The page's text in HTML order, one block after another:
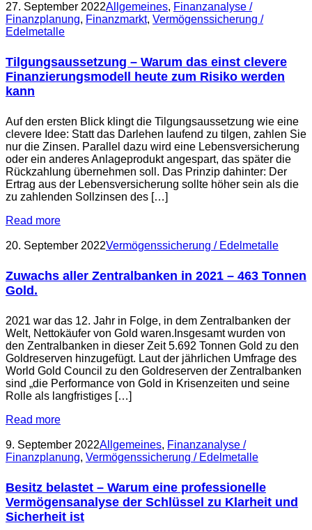
27. September 2022Allgemeines, Finanzanalyse /
Finanzplanung, Finanzmarkt, Vermögenssicherung /
Edelmetalle
Tilgungsaussetzung – Warum das einst clevere
Finanzierungsmodell heute zum Risiko werden
kann
Auf den ersten Blick klingt die Tilgungsaussetzung wie eine
clevere Idee: Statt das Darlehen laufend zu tilgen, zahlen Sie
nur die Zinsen. Parallel dazu wird eine Lebensversicherung
oder ein anderes Anlageprodukt angespart, das später die
Rückzahlung übernehmen soll. Das Prinzip dahinter: Der
Ertrag aus der Lebensversicherung sollte höher sein als die
zu zahlenden Sollzinsen des […]
Read more
20. September 2022Vermögenssicherung / Edelmetalle
Zuwachs aller Zentralbanken in 2021 – 463 Tonnen
Gold.
2021 war das 12. Jahr in Folge, in dem Zentralbanken der
Welt, Nettokäufer von Gold waren.Insgesamt wurden von
den Zentralbanken in dieser Zeit 5.692 Tonnen Gold zu den
Goldreserven hinzugefügt. Laut der jährlichen Umfrage des
World Gold Council zu den Goldreserven der Zentralbanken
sind „die Performance von Gold in Krisenzeiten und seine
Rolle als langfristiges […]
Read more
9. September 2022Allgemeines, Finanzanalyse /
Finanzplanung, Vermögenssicherung / Edelmetalle
Besitz belastet – Warum eine professionelle
Vermögensanalyse der Schlüssel zu Klarheit und
Sicherheit ist